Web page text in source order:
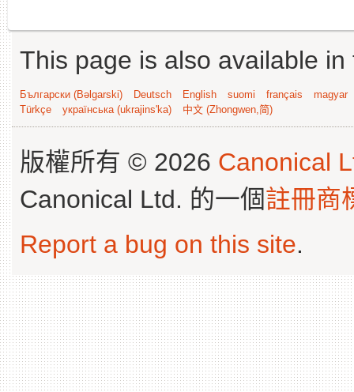
This page is also available
Български (Bəlgarski) Deutsch English suomi français
magyar
Türkçe
українська (ukrajins'ka) 中文 (Zhongwen,简)
版權所有 © 2026 Canonical
Canonical Ltd. 的一個註冊商
Report a bug on this site.